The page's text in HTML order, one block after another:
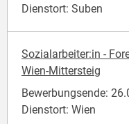
Dienstort: Suben
Sozialarbeiter:in -
Wien-Mittersteig
Bewerbungsende:
Dienstort: Wien